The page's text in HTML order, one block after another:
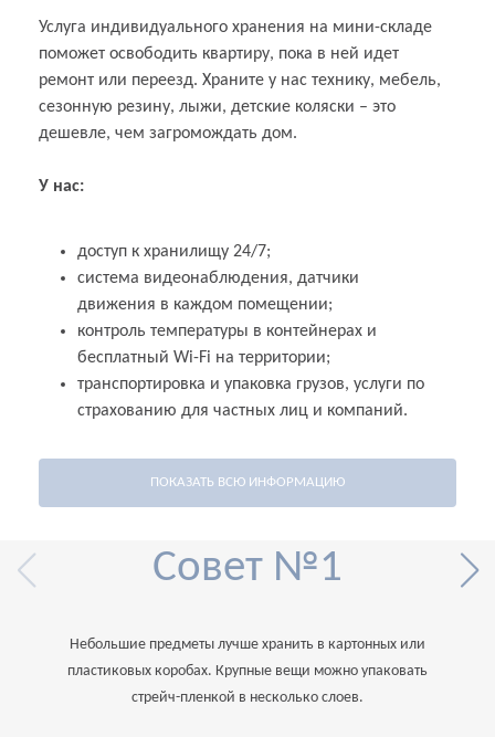
Услуга индивидуального хранения на мини-складе
поможет освободить квартиру, пока в ней идет
ремонт или переезд. Храните у нас технику, мебель,
сезонную резину, лыжи, детские коляски – это
дешевле, чем загромождать дом.
У нас:
доступ к хранилищу 24/7;
система видеонаблюдения, датчики
движения в каждом помещении;
контроль температуры в контейнерах и
бесплатный Wi-Fi на территории;
транспортировка и упаковка грузов, услуги по
страхованию для частных лиц и компаний.
Камеры временного хранения вещей подходят для
оборудования, а также в качестве товарного склада.
Это отличное решение для интернет-магазинов:
частях Москвы, хранение обходится недорого за счет
высоты ячейки 3,5 м (это дает больший объем),
доступ к товарам – постоянный. Если вы планируете
ПОКАЗАТЬ ВСЮ ИНФОРМАЦИЮ
Совет №1
Небольшие предметы лучше хранить в картонных или
пластиковых коробах. Крупные вещи можно упаковать
стрейч-пленкой в несколько слоев.